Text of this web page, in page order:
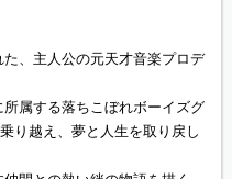
、主人公の元天才音楽プロデ
属する落ちこぼれボーイズグ
り越え、夢と人生を取り戻し